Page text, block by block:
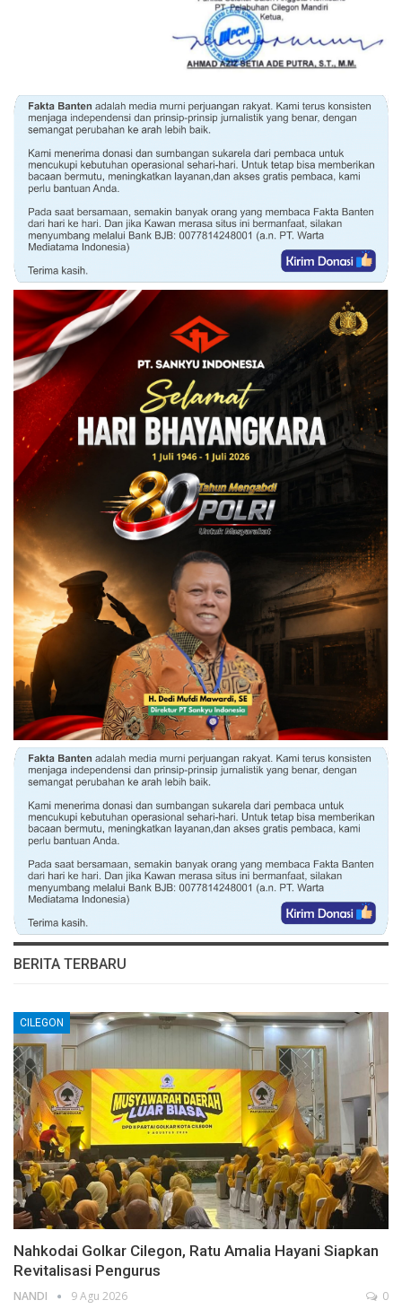
BERITA TERBARU
CILEGON
Nahkodai Golkar Cilegon, Ratu Amalia Hayani Siapkan
Revitalisasi Pengurus
NANDI 9 Agu 2026 0